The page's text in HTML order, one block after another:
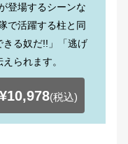
登場するシーンな
で活躍する柱と同
きる奴だ!!」「逃げ
られます。
¥10,978(税込)